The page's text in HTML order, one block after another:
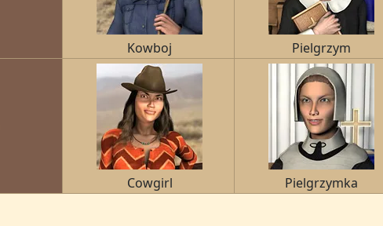
Kowboj Pielgrzym
Cowgirl Pielgrzymka